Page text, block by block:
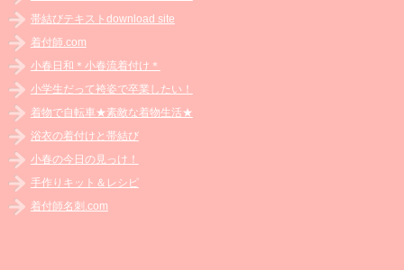
帯結びテキストdownload site
着付師.com
小春日和＊小春流着付け＊
小学生だって袴姿で卒業したい！
着物で自転車★素敵な着物生活★
浴衣の着付けと帯結び
小春の今日の見っけ！
手作りキット＆レシピ
着付師名刺.com